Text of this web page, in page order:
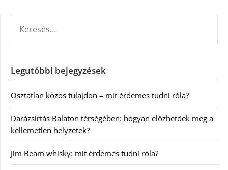
Legutóbbi bejegyzések
Osztatlan közös tulajdon – mit érdemes tudni róla?
Darázsirtás Balaton térségében: hogyan előzhetőek meg a
kellemetlen helyzetek?
Jim Beam whisky: mit érdemes tudni róla?